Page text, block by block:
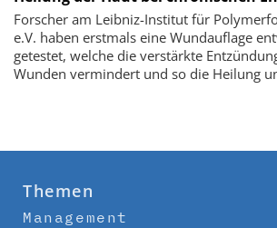
Forscher am Leibniz-Institut für
e.V. haben erstmals eine Wundauflage
getestet, welche die verstärkte
Wunden vermindert und so die Heilung
Themen
Management